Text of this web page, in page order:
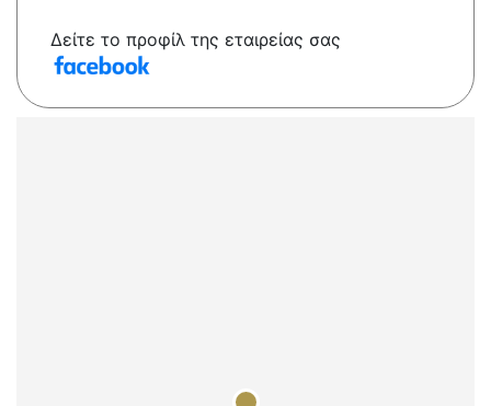
Δείτε το προφίλ της εταιρείας σας